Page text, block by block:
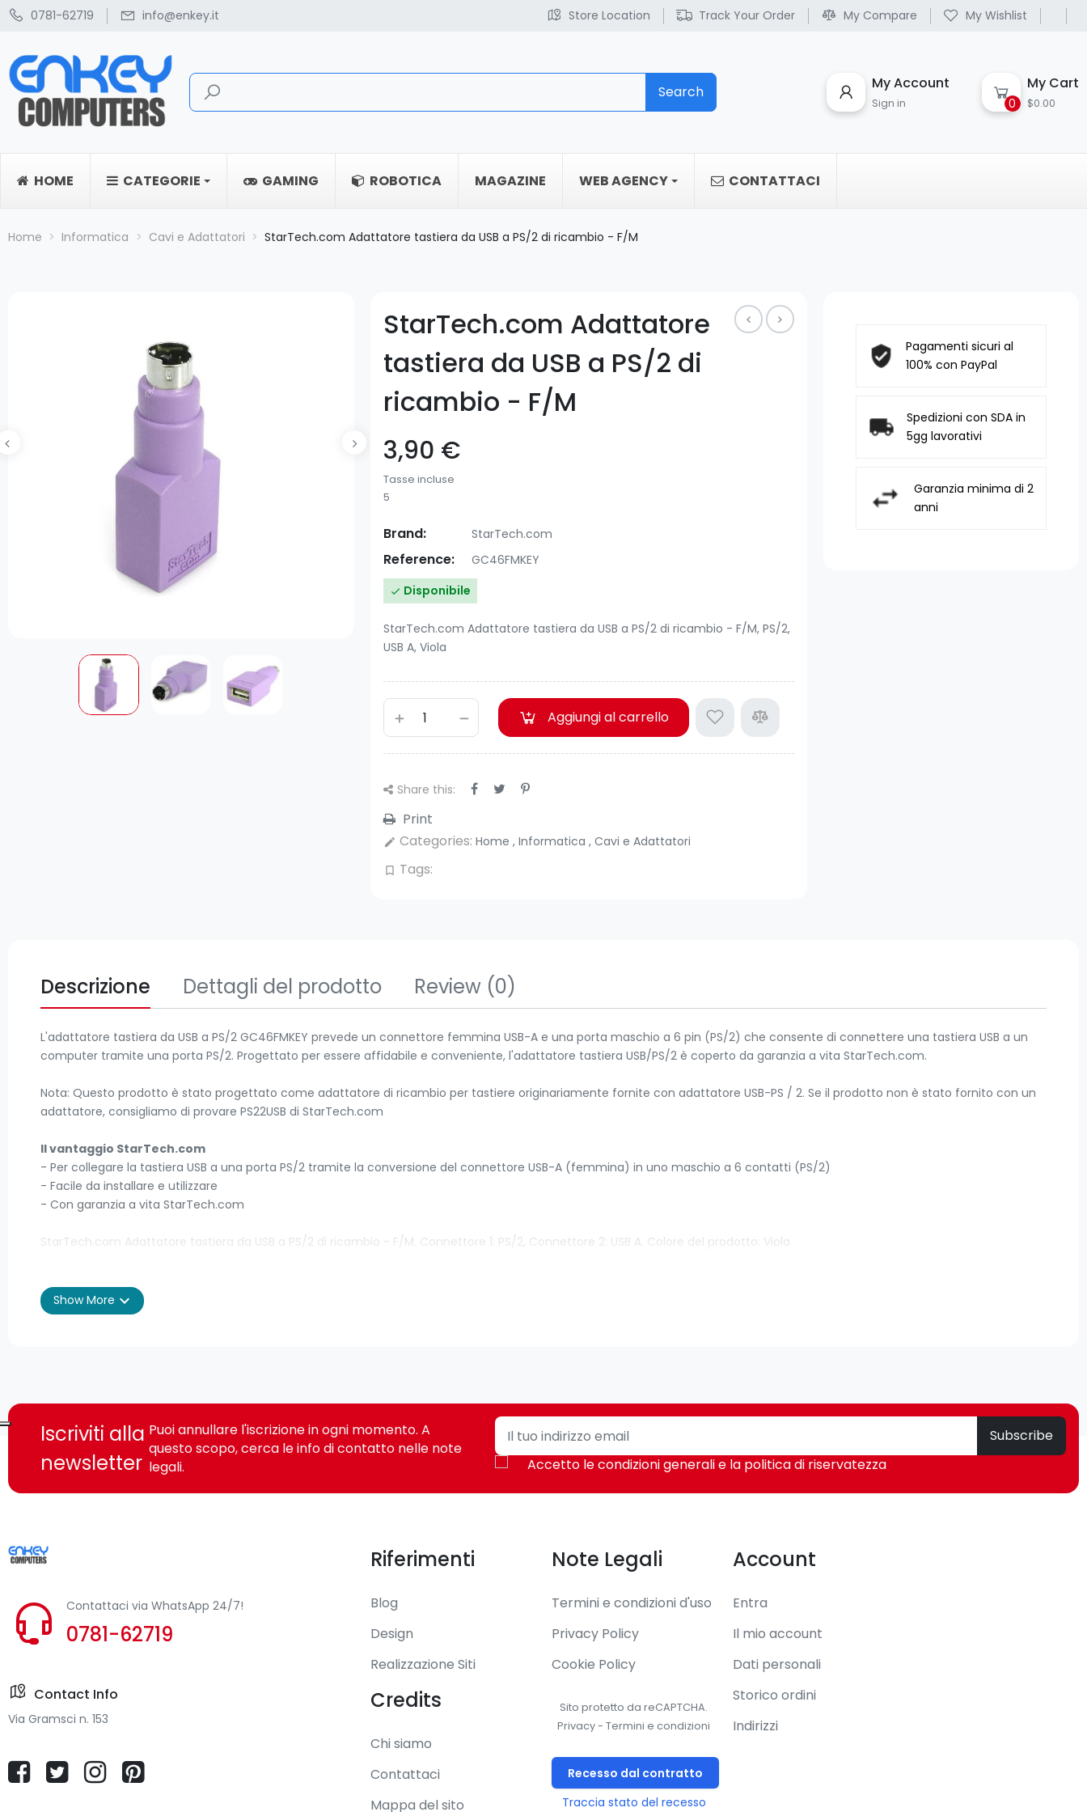
0781-62719 info@enkey.it Store Location Track Your Order My Compare My Wishlist
Search My Account
Sign in 0
My Cart
$0.00
HOME CATEGORIE GAMING ROBOTICA MAGAZINE WEB AGENCY CONTATTACI
Home Informatica Cavi e Adattatori StarTech.com Adattatore tastiera da USB a PS/2 di ricambio - F/M
StarTech.com Adattatore
tastiera da USB a PS/2 di
ricambio - F/M
3,90 €
Tasse incluse
5
Brand: StarTech.com
Reference: GC46FMKEY
 Disponibile
StarTech.com Adattatore tastiera da USB a PS/2 di ricambio - F/M, PS/2,
USB A, Viola
Aggiungi al carrello
Share this:
Print
edit Categories: Home , Informatica , Cavi e Adattatori
bookmark_border Tags:
Pagamenti sicuri al
100% con PayPal
Spedizioni con SDA in
5gg lavorativi
Garanzia minima di 2
anni
Descrizione Dettagli del prodotto Review (0)
L'adattatore tastiera da USB a PS/2 GC46FMKEY prevede un connettore femmina USB-A e una porta maschio a 6 pin (PS/2) che consente di connettere una tastiera USB a un
computer tramite una porta PS/2. Progettato per essere affidabile e conveniente, l'adattatore tastiera USB/PS/2 è coperto da garanzia a vita StarTech.com.
Nota: Questo prodotto è stato progettato come adattatore di ricambio per tastiere originariamente fornite con adattatore USB-PS / 2. Se il prodotto non è stato fornito con un
adattatore, consigliamo di provare PS22USB di StarTech.com
Il vantaggio StarTech.com
- Per collegare la tastiera USB a una porta PS/2 tramite la conversione del connettore USB-A (femmina) in uno maschio a 6 contatti (PS/2)
- Facile da installare e utilizzare
- Con garanzia a vita StarTech.com
StarTech.com Adattatore tastiera da USB a PS/2 di ricambio - F/M. Connettore 1: PS/2, Connettore 2: USB A. Colore del prodotto: Viola
Connettore 1
Prestazione
Colore del prodotto Viola
Dimensioni e peso
20 mm
Profondità 50 mm
Peso
Show More expand_more
Iscriviti alla
newsletter
Puoi annullare l'iscrizione in ogni momento. A
questo scopo, cerca le info di contatto nelle note
legali.
Subscribe
Accetto le condizioni generali e la politica di riservatezza
Contattaci via WhatsApp 24/7!
0781-62719
Contact Info
Via Gramsci n. 153
Riferimenti
Blog
Design
Realizzazione Siti
Credits
Chi siamo
Contattaci
Mappa del sito
Note Legali
Termini e condizioni d'uso
Privacy Policy
Cookie Policy
Sito protetto da reCAPTCHA.
Privacy-Termini e condizioni
Recesso dal contratto
Traccia stato del recesso
Account
Entra
Il mio account
Dati personali
Storico ordini
Indirizzi